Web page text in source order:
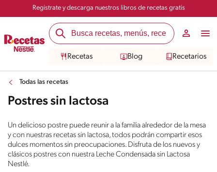
Registrate y descarga nuestros libros de recetas gratis
Recetas Blog Recetarios
Todas las recetas
Postres sin lactosa
Un delicioso postre puede reunir a la familia alrededor de la mesa
y con nuestras recetas sin lactosa, todos podrán compartir esos
dulces momentos sin preocupaciones. Disfruta de los nuevos y
clásicos postres con nuestra Leche Condensada sin Lactosa
Nestlé.